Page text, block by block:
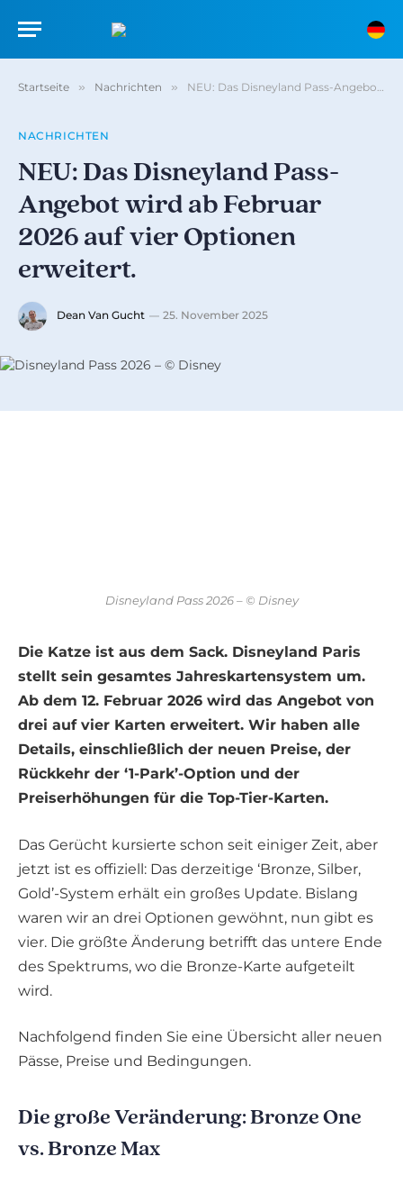
Startseite » Nachrichten » NEU: Das Disneyland Pass-Angebot wird ab Februar 2026 auf vier Optionen erweitert.
NACHRICHTEN
NEU: Das Disneyland Pass-
Angebot wird ab Februar
2026 auf vier Optionen
erweitert.
Dean Van Gucht 25. November 2025
Disneyland Pass 2026 – © Disney
Die Katze ist aus dem Sack. Disneyland Paris
stellt sein gesamtes Jahreskartensystem um.
Ab dem 12. Februar 2026 wird das Angebot von
drei auf vier Karten erweitert. Wir haben alle
Details, einschließlich der neuen Preise, der
Rückkehr der ‘1-Park’-Option und der
Preiserhöhungen für die Top-Tier-Karten.
Das Gerücht kursierte schon seit einiger Zeit, aber
jetzt ist es offiziell: Das derzeitige ‘Bronze, Silber,
Gold’-System erhält ein großes Update. Bislang
waren wir an drei Optionen gewöhnt, nun gibt es
vier. Die größte Änderung betrifft das untere Ende
des Spektrums, wo die Bronze-Karte aufgeteilt
wird.
Nachfolgend finden Sie eine Übersicht aller neuen
Pässe, Preise und Bedingungen.
Die große Veränderung: Bronze One
vs. Bronze Max